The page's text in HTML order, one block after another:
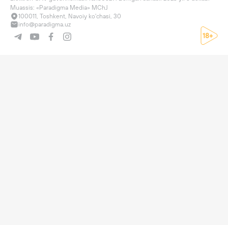
Muassis: «Paradigma Media» MChJ
100011, Toshkent, Navoiy ko'chasi, 30
info@paradigma.uz